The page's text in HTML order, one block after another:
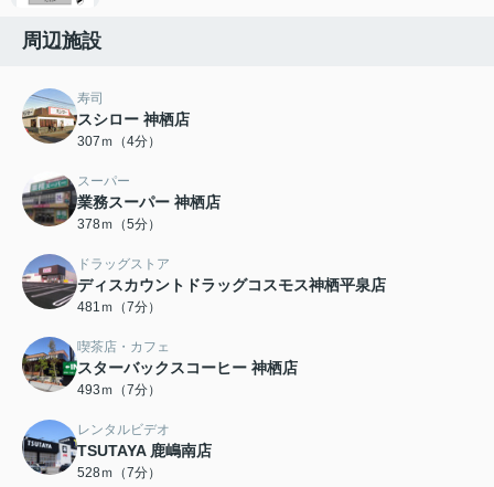
周辺施設
寿司
スシロー 神栖店
307ｍ（4分）
スーパー
業務スーパー 神栖店
378ｍ（5分）
ドラッグストア
ディスカウントドラッグコスモス神栖平泉店
481ｍ（7分）
喫茶店・カフェ
スターバックスコーヒー 神栖店
493ｍ（7分）
レンタルビデオ
TSUTAYA 鹿嶋南店
528ｍ（7分）